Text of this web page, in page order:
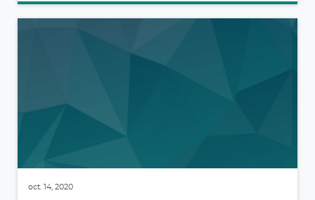
oct. 14, 2020